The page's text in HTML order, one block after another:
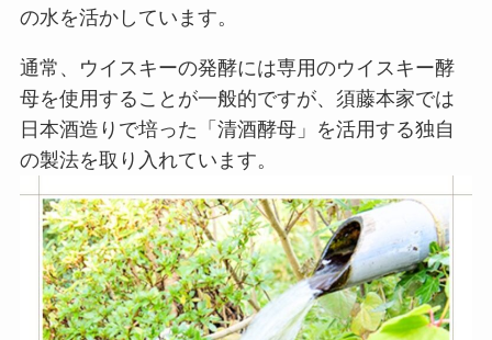
の水を活かしています。
通常、ウイスキーの発酵には専用のウイスキー酵
母を使用することが一般的ですが、須藤本家では
日本酒造りで培った「清酒酵母」を活用する独自
の製法を取り入れています。